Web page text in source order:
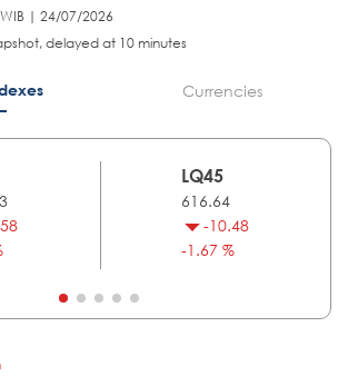
| 24/07/2026
delayed at 10 minutes
Currencies
LQ45
616.64
-10.48
-1.67 %